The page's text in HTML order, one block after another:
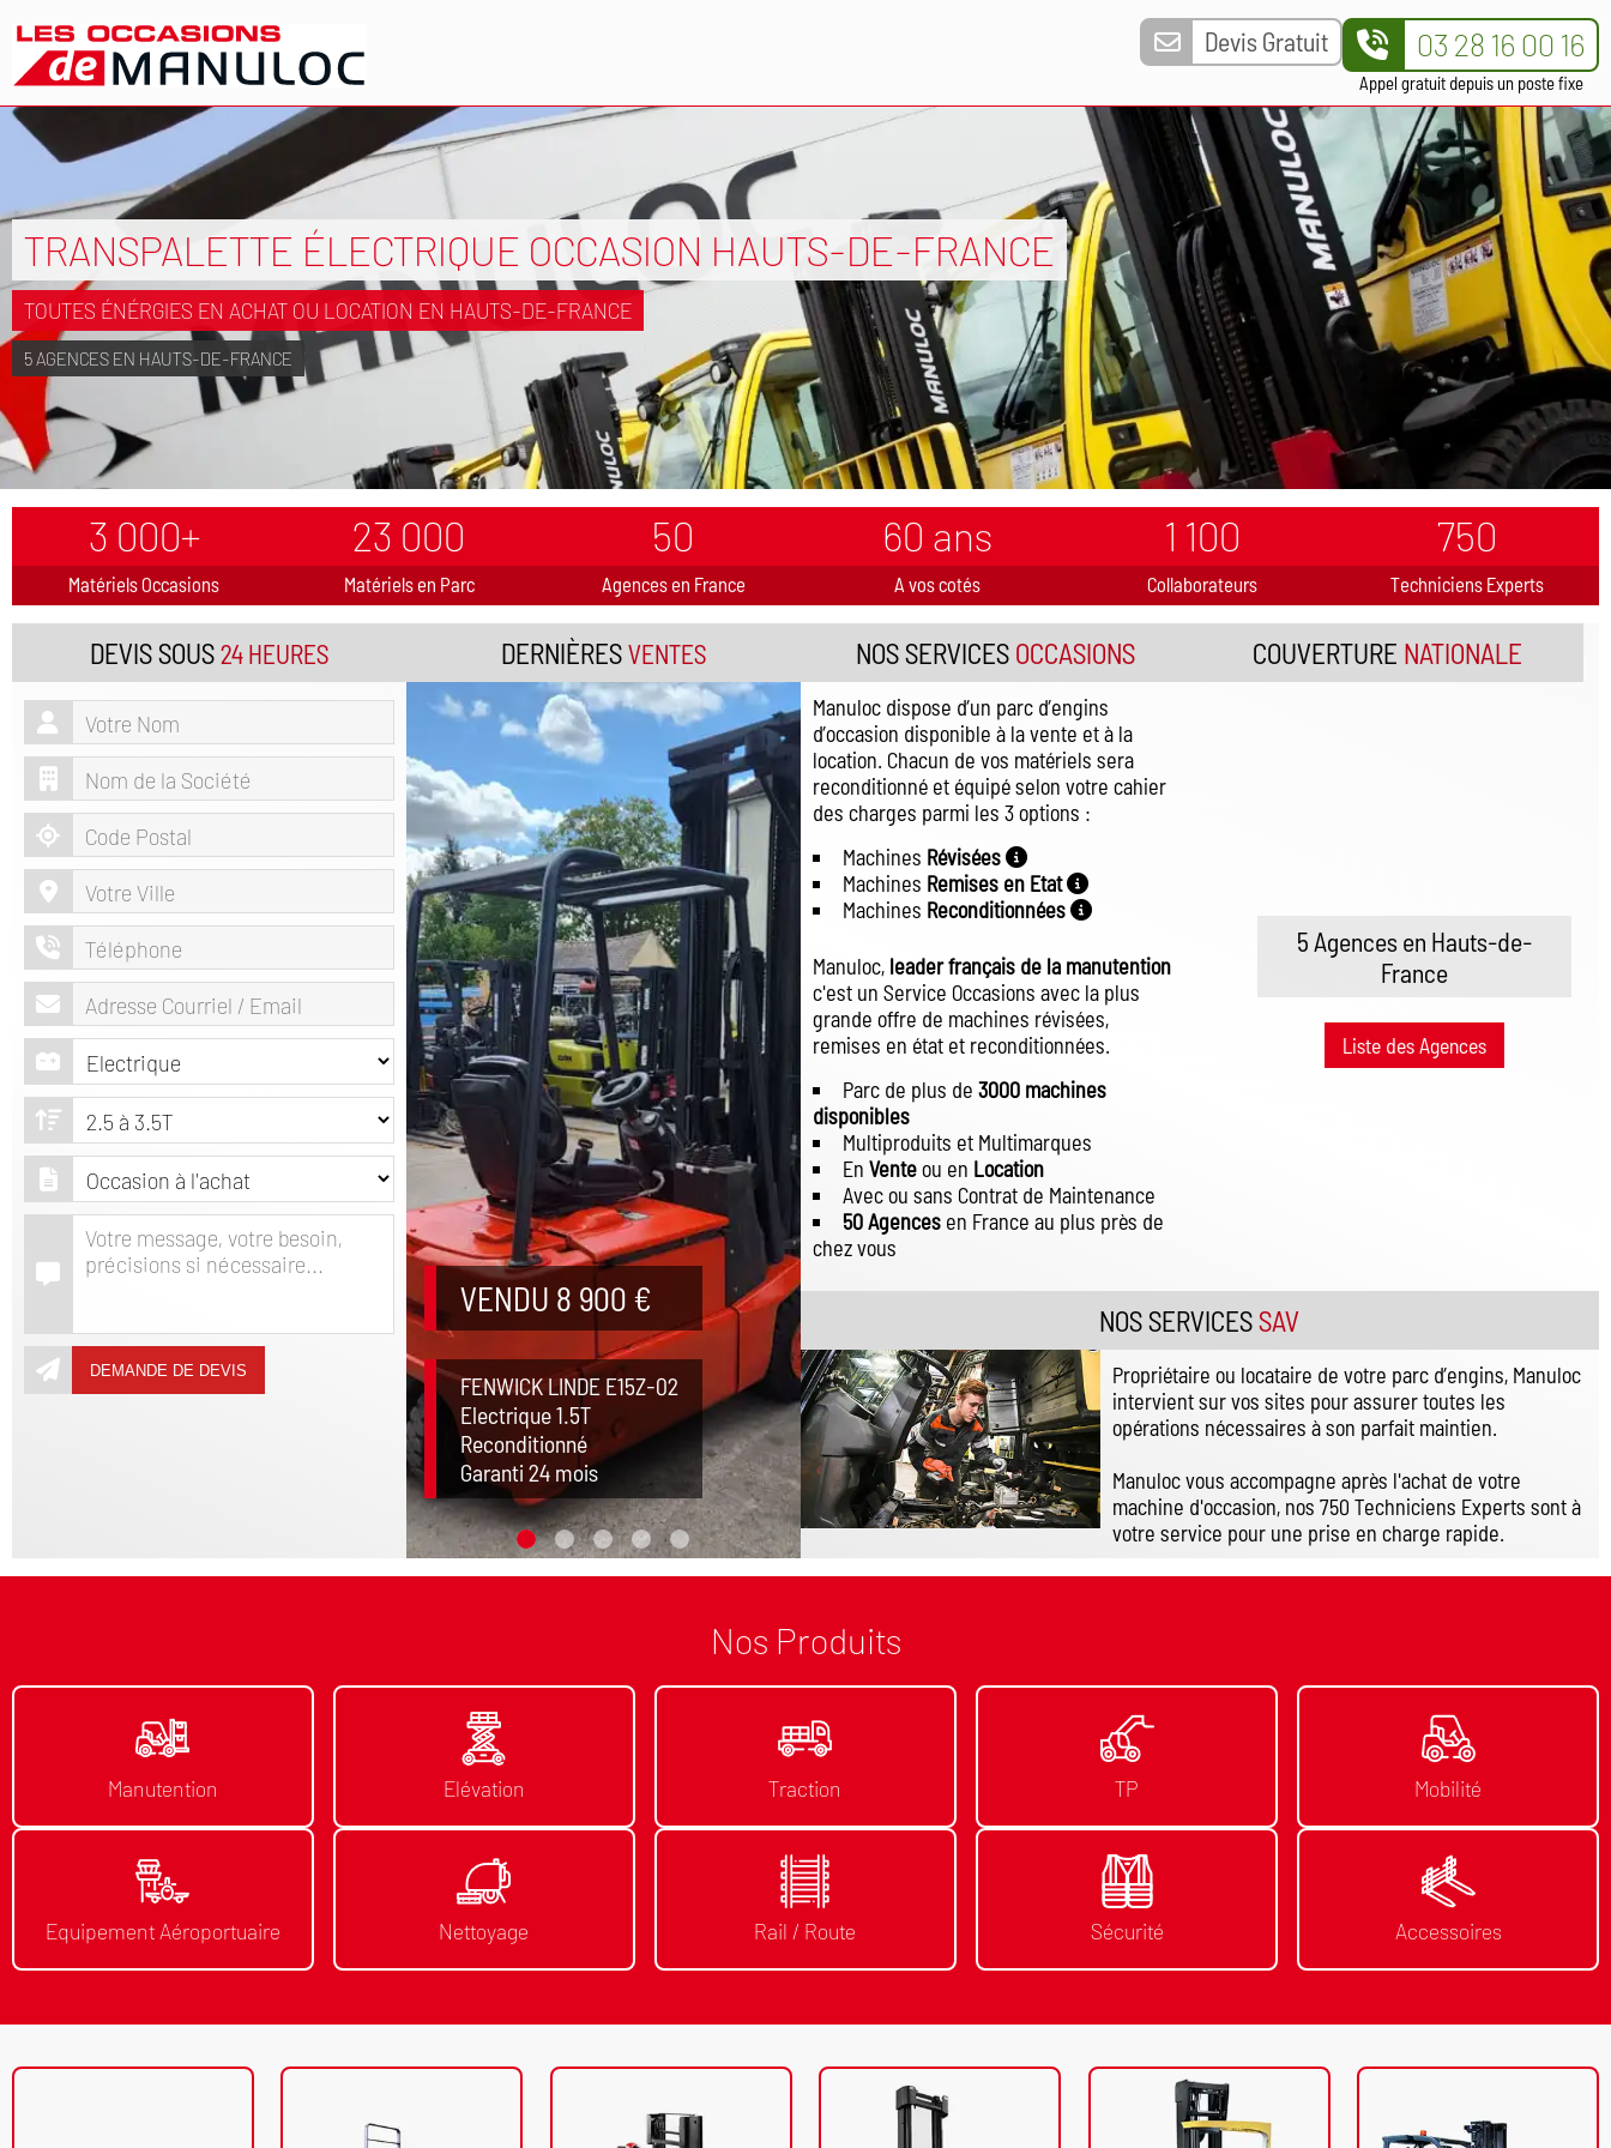
Devis Gratuit 03 28 16 00 16
Appel gratuit depuis un poste fixe
TRANSPALETTE ÉLECTRIQUE OCCASION HAUTS-DE-FRANCE
TOUTES ÉNÉRGIES EN ACHAT OU LOCATION EN HAUTS-DE-FRANCE
5 AGENCES EN HAUTS-DE-FRANCE
3 000+
Matériels Occasions
23 000
Matériels en Parc
50
Agences en France
60 ans
A vos cotés
1 100
Collaborateurs
750
Techniciens Experts
DEVIS SOUS24 HEURES
DEMANDE DE DEVIS
DERNIÈRESVENTES
VENDU 8 900 €
FENWICK LINDE E15Z-02
Electrique 1.5T
Reconditionné
Garanti 24 mois
NOS SERVICES OCCASIONS
Manuloc dispose d’un parc d’engins
d’occasion disponible à la vente et à la
location. Chacun de vos matériels sera
reconditionné et équipé selon votre cahier
des charges parmi les 3 options :
Machines Révisées
Machines Remises en Etat
Machines Reconditionnées
Manuloc, leader français de la manutention
c'est un Service Occasions avec la plus
grande offre de machines révisées,
remises en état et reconditionnées.
Parc de plus de 3000 machines
disponibles
Multiproduits et Multimarques
En Venteou en Location
Avec ou sans Contrat de Maintenance
50 Agencesen France au plus près de
chez vous
COUVERTURE NATIONALE
5 Agences en Hauts-de-
France
Liste des Agences
NOS SERVICESSAV
Propriétaire ou locataire de votre parc d’engins, Manuloc
intervient sur vos sites pour assurer toutes les
opérations nécessaires à son parfait maintien.
Manuloc vous accompagne après l'achat de votre
machine d'occasion, nos 750 Techniciens Experts sont à
votre service pour une prise en charge rapide.
Nos Produits
Manutention Elévation Traction TP Mobilité
Equipement Aéroportuaire Nettoyage Rail / Route Sécurité Accessoires